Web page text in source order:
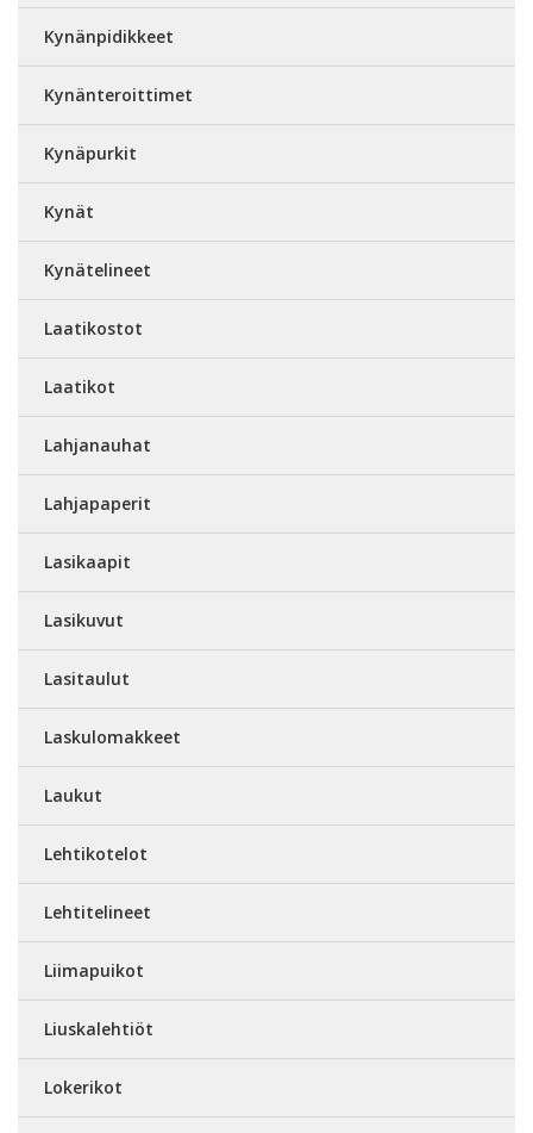
Kynänpidikkeet
Kynänteroittimet
Kynäpurkit
Kynät
Kynätelineet
Laatikostot
Laatikot
Lahjanauhat
Lahjapaperit
Lasikaapit
Lasikuvut
Lasitaulut
Laskulomakkeet
Laukut
Lehtikotelot
Lehtitelineet
Liimapuikot
Liuskalehtiöt
Lokerikot